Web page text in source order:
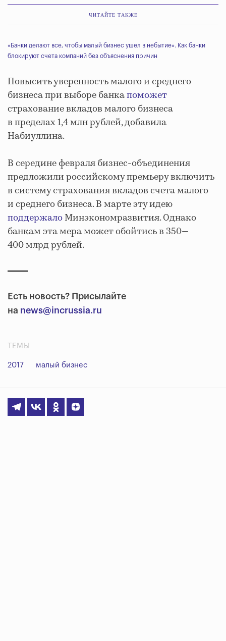
ЧИТАЙТЕ ТАКЖЕ
«Банки делают все, чтобы малый бизнес ушел в небытие». Как банки
блокируют счета компаний без объяснения причин
Повысить уверенность малого и среднего
бизнеса при выборе банкапоможет
страхование вкладов малого бизнеса
в пределах 1,4 млн рублей, добавила
Набиуллина.
В середине февраля бизнес-объединения
предложили российскому премьеру включить
в систему страхования вкладов счета малого
и среднего бизнеса. В марте эту идею
поддержалоМинэкономразвития. Однако
банкам эта мера может обойтись в 350—
400 млрд рублей.
Есть новость? Присылайте
на news@incrussia.ru
ТЕМЫ
2017 малый бизнес